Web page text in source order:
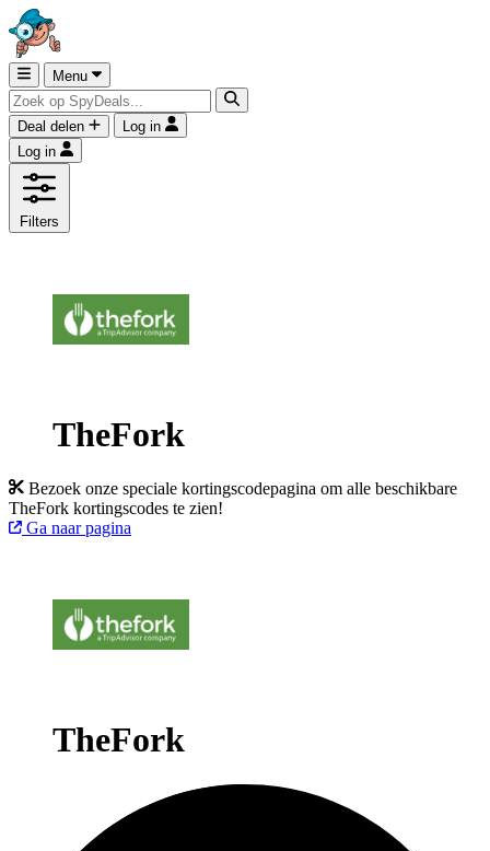
Menu
Deal delen
Log in
Log in
Filters
TheFork
Bezoek onze speciale kortingscodepagina om alle beschikbare
TheFork kortingscodes te zien!
Ga naar pagina
TheFork